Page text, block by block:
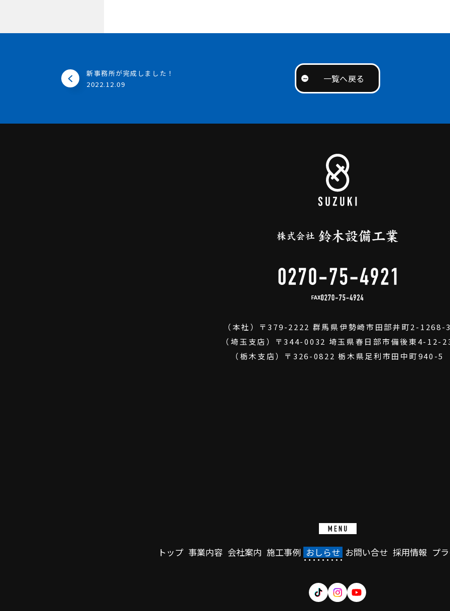
新事務所が完成しました！
2022.12.09
一覧へ戻る
FAX
（本社） 〒379-2222 群馬県伊勢崎市田部井町2-1268-
（埼玉支店）
〒344-0032 埼玉県春日部市備後東4-12-
（栃木支店） 〒326-0822 栃木県足利市田中町940-5
トップ 事業内容 会社案内 施工事例 おしらせ お問い合せ 採用情報 プ